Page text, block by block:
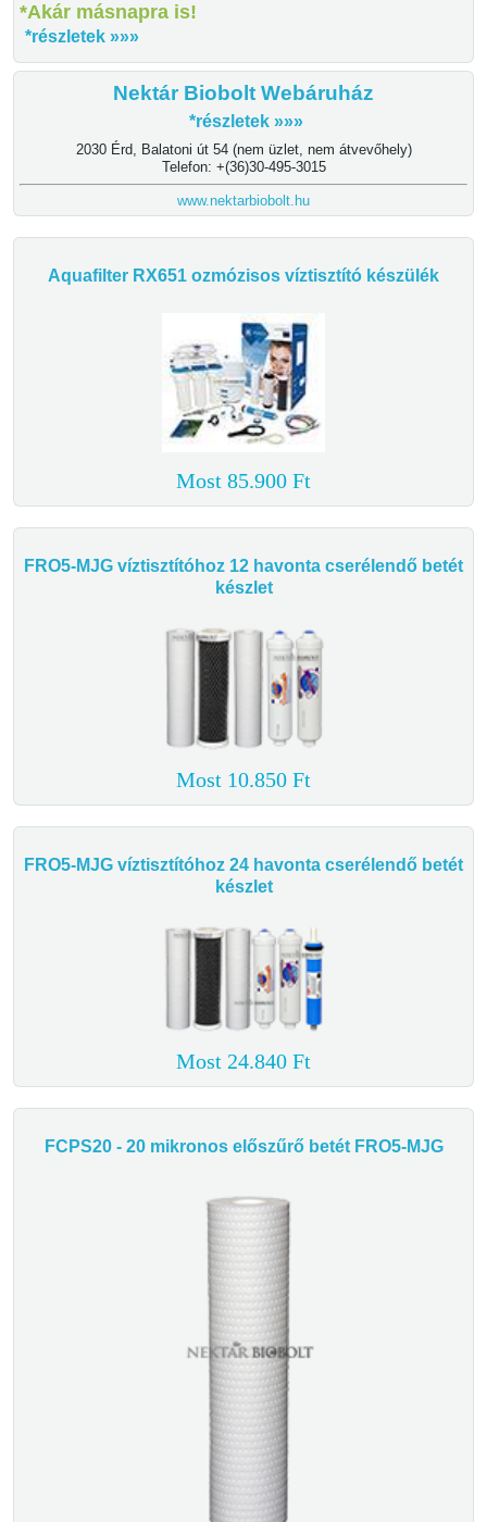
*Akár másnapra is!
*részletek »»»
Nektár Biobolt Webáruház
*részletek »»»
2030 Érd, Balatoni út 54 (nem üzlet, nem átvevőhely)
Telefon: +(36)30-495-3015
www.nektarbiobolt.hu
Aquafilter RX651 ozmózisos víztisztító készülék
Most 85.900 Ft
FRO5-MJG víztisztítóhoz 12 havonta cserélendő betét
készlet
Most 10.850 Ft
FRO5-MJG víztisztítóhoz 24 havonta cserélendő betét
készlet
Most 24.840 Ft
FCPS20 - 20 mikronos előszűrő betét FRO5-MJG